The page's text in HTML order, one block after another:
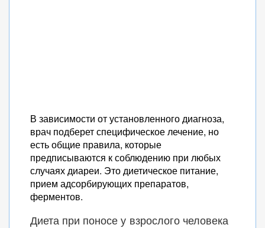
В зависимости от установленного диагноза,
врач подберет специфическое лечение, но
есть общие правила, которые
предписываются к соблюдению при любых
случаях диареи. Это диетическое питание,
прием адсорбирующих препаратов,
ферментов.
Диета при поносе у взрослого человека